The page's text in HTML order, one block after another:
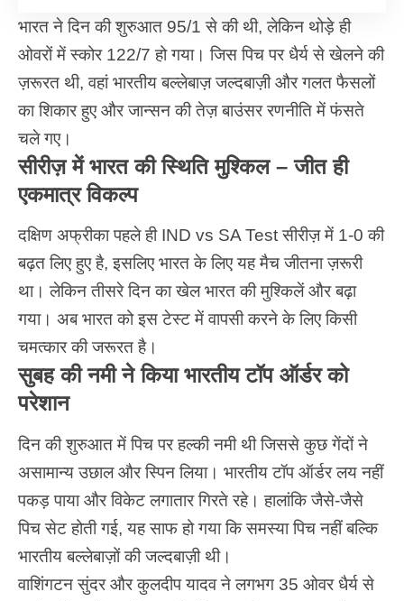
भारत ने दिन की शुरुआत 95/1 से की थी, लेकिन थोड़े ही
ओवरों में स्कोर 122/7 हो गया। जिस पिच पर धैर्य से खेलने की
ज़रूरत थी, वहां भारतीय बल्लेबाज़ जल्दबाज़ी और गलत फैसलों
का शिकार हुए और जान्सन की तेज़ बाउंसर रणनीति में फंसते
चले गए।
सीरीज़ में भारत की स्थिति मुश्किल – जीत ही
एकमात्र विकल्प
दक्षिण अफ्रीका पहले ही IND vs SA Test सीरीज़ में 1-0 की
बढ़त लिए हुए है, इसलिए भारत के लिए यह मैच जीतना ज़रूरी
था। लेकिन तीसरे दिन का खेल भारत की मुश्किलें और बढ़ा
गया। अब भारत को इस टेस्ट में वापसी करने के लिए किसी
चमत्कार की जरूरत है।
सुबह की नमी ने किया भारतीय टॉप ऑर्डर को
परेशान
दिन की शुरुआत में पिच पर हल्की नमी थी जिससे कुछ गेंदों ने
असामान्य उछाल और स्पिन लिया। भारतीय टॉप ऑर्डर लय नहीं
पकड़ पाया और विकेट लगातार गिरते रहे। हालांकि जैसे-जैसे
पिच सेट होती गई, यह साफ हो गया कि समस्या पिच नहीं बल्कि
भारतीय बल्लेबाज़ों की जल्दबाज़ी थी।
वाशिंगटन सुंदर और कुलदीप यादव ने लगभग 35 ओवर धैर्य से